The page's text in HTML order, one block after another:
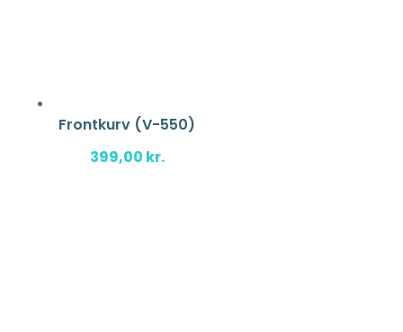
Frontkurv (V-550)
399,00 kr.